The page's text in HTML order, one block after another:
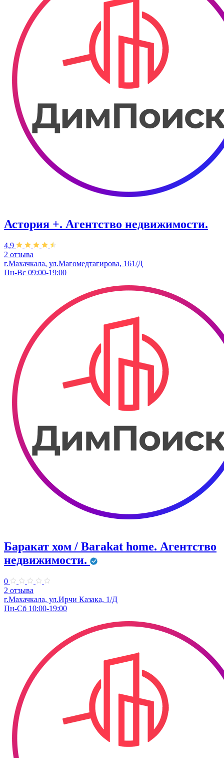
Астория +. Агентство недвижимости.
4,9
2 отзыва
г.Махачкала, ул.Магомедтагирова, 161/Д
Пн-Вс 09:00-19:00
Баракат хом / Barakat home. Агентство
недвижимости.
0
2 отзыва
г.Махачкала, ​ул.Ирчи Казака, 1/Д
Пн-Сб 10:00-19:00